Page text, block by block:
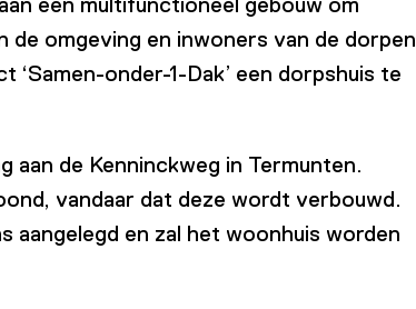
de omgeving en inwoners van de dorpen
‘Samen-onder-1-Dak’ een dorpshuis te
aan de Kenninckweg in Termunten.
vandaar dat deze wordt verbouwd.
en zal het woonhuis worden